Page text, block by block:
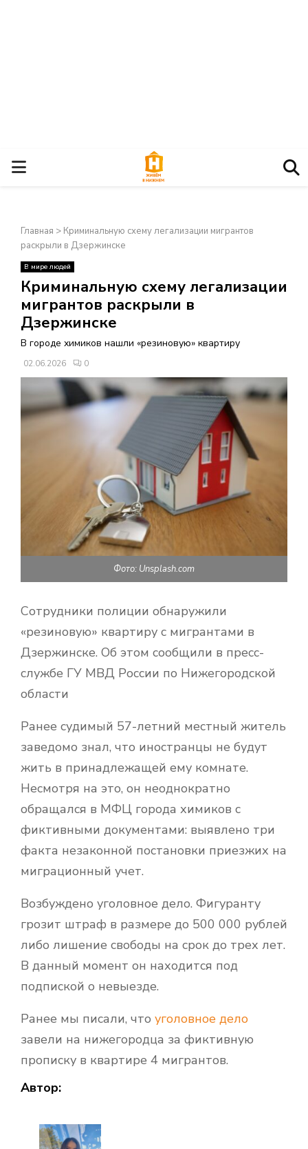
О
Н
О
В
Н
О
Е
Ю
Главная > Криминальную схему легализации мигрантов
раскрыли в Дзержинске
В мире людей
Криминальную схему легализации
мигрантов раскрыли в
Дзержинске
В городе химиков нашли «резиновую» квартиру
02.06.2026 0
Фото: Unsplash.com
Сотрудники полиции обнаружили
«резиновую» квартиру с мигрантами в
Дзержинске. Об этом сообщили в пресс-
службе ГУ МВД России по Нижегородской
области
×
Ранее судимый 57-летний местный житель
заведомо знал, что иностранцы не будут
жить в принадлежащей ему комнате.
Несмотря на это, он неоднократно
обращался в МФЦ города химиков с
фиктивными документами: выявлено три
факта незаконной постановки приезжих на
миграционный учет.
Возбуждено уголовное дело. Фигуранту
грозит штраф в размере до 500 000 рублей
либо лишение свободы на срок до трех лет.
В данный момент он находится под
подпиской о невыезде.
Ранее мы писали, что уголовное дело
завели на нижегородца за фиктивную
прописку в квартире 4 мигрантов.
Автор: